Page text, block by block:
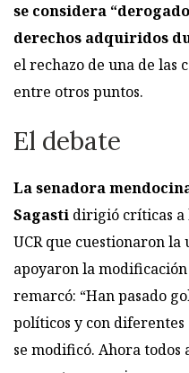
se considera
derechos adquiridos
el rechazo de una de las
entre otros puntos.
El debate
La senadora
Sagasti dirigió críticas a
UCR que cuestionaron
apoyaron la
remarcó: “Han pasado
políticos y con diferentes
se modificó. Ahora